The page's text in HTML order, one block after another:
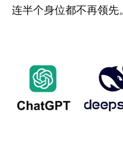
连半个身位都不再领先。